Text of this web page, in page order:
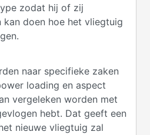
zodat hij of zij
kan doen hoe het vliegtuig
naar specifieke zaken
loading en aspect
vergeleken worden met
hebt. Dat geeft een
nieuwe vliegtuig zal